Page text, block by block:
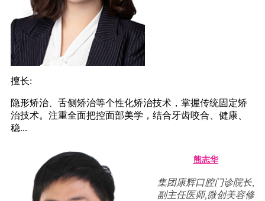
擅长:
隐形矫治、舌侧矫治等个性化矫治技术，掌握传统固定矫
治技术。注重全面把控面部美学，结合牙齿咬合、健康、
稳...
熊志华
集团康辉口腔门诊院长,
副主任医师,微创美容修